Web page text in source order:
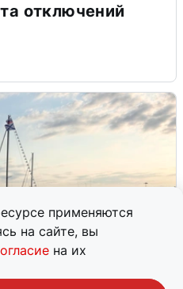
применяются
на сайте, вы
на их
отключений